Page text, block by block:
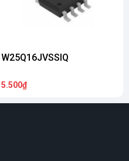
W25Q16JVSSIQ
5.500₫